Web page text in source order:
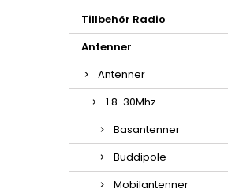
Tillbehör Radio
Antenner
Antenner
1.8-30Mhz
Basantenner
Buddipole
Mobilantenner